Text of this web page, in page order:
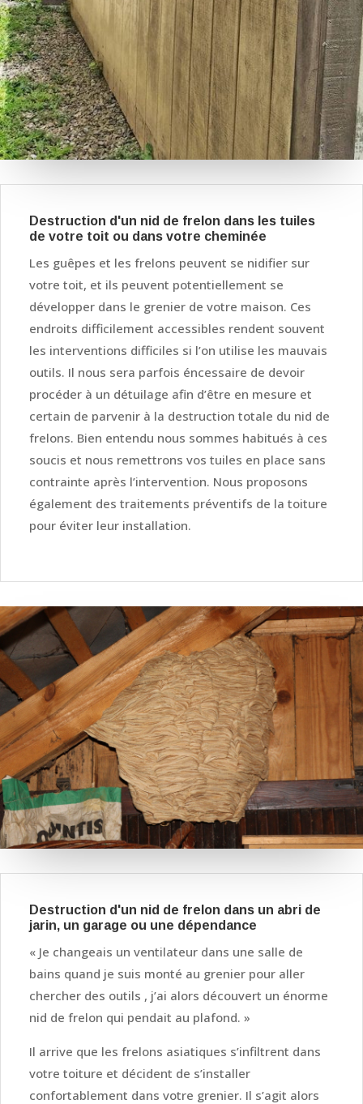
Destruction d'un nid de frelon dans les tuiles
de votre toit ou dans votre cheminée
Les guêpes et les frelons peuvent se nidifier sur
votre toit, et ils peuvent potentiellement se
développer dans le grenier de votre maison. Ces
endroits difficilement accessibles rendent souvent
les interventions difficiles si l’on utilise les mauvais
outils. Il nous sera parfois éncessaire de devoir
procéder à un détuilage afin d’être en mesure et
certain de parvenir à la destruction totale du nid de
frelons. Bien entendu nous sommes habitués à ces
soucis et nous remettrons vos tuiles en place sans
contrainte après l’intervention. Nous proposons
également des traitements préventifs de la toiture
pour éviter leur installation.
Destruction d'un nid de frelon dans un abri de
jarin, un garage ou une dépendance
« Je changeais un ventilateur dans une salle de
bains quand je suis monté au grenier pour aller
chercher des outils , j’ai alors découvert un énorme
nid de frelon qui pendait au plafond. »
Il arrive que les frelons asiatiques s’infiltrent dans
votre toiture et décident de s’installer
confortablement dans votre grenier. Il s’agit alors